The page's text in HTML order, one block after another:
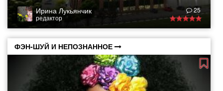
Ирина Лукьянчик
редактор
25
ФЭН-ШУЙ И НЕПОЗНАННОЕ